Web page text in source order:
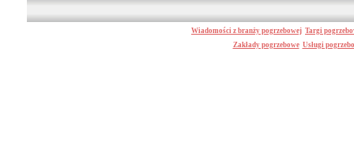
Wiadomości z branży pogrzebowej Targi
Zakłady pogrzebowe Usługi